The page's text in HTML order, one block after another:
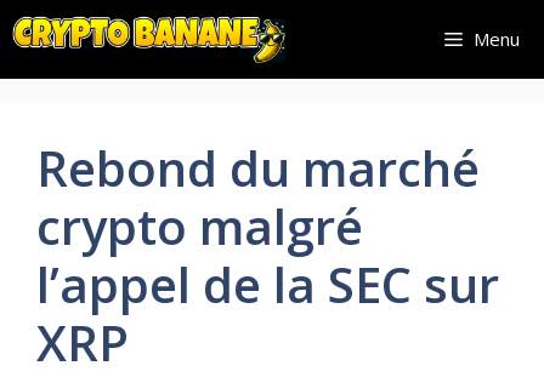
Aller
au
contenu
Menu
Rebond du marché
crypto malgré
l’appel de la SEC sur
XRP